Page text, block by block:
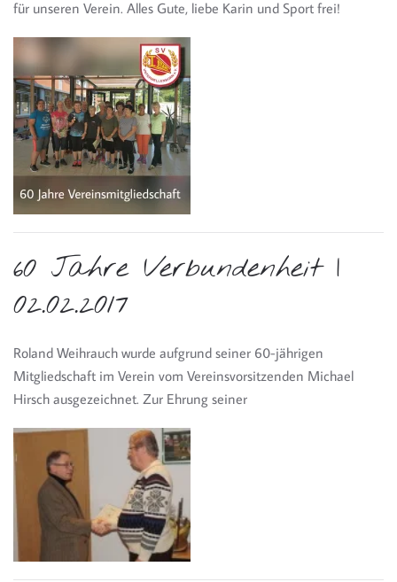
für unseren Verein. Alles Gute, liebe Karin und Sport frei!
60 Jahre Verbundenheit |
02.02.2017
Roland Weihrauch wurde aufgrund seiner 60-jährigen
Mitgliedschaft im Verein vom Vereinsvorsitzenden Michael
Hirsch ausgezeichnet. Zur Ehrung seiner